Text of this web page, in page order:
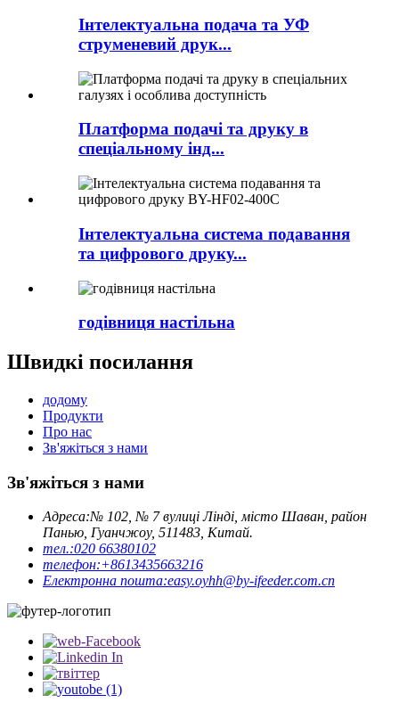
Інтелектуальна подача та УФ
струменевий друк...
Платформа подачі та друку в
спеціальному інд...
Інтелектуальна система подавання
та цифрового друку...
годівниця настільна
Швидкі посилання
додому
Продукти
Про нас
Зв'яжіться з нами
Зв'яжіться з нами
Адреса:№ 102, № 7 вулиці Лінді, місто Шаван, район
Панью, Гуанчжоу, 511483, Китай.
тел.:020 66380102
телефон:+8613435663216
Електронна пошта:easy.oyhh@by-ifeeder.com.cn